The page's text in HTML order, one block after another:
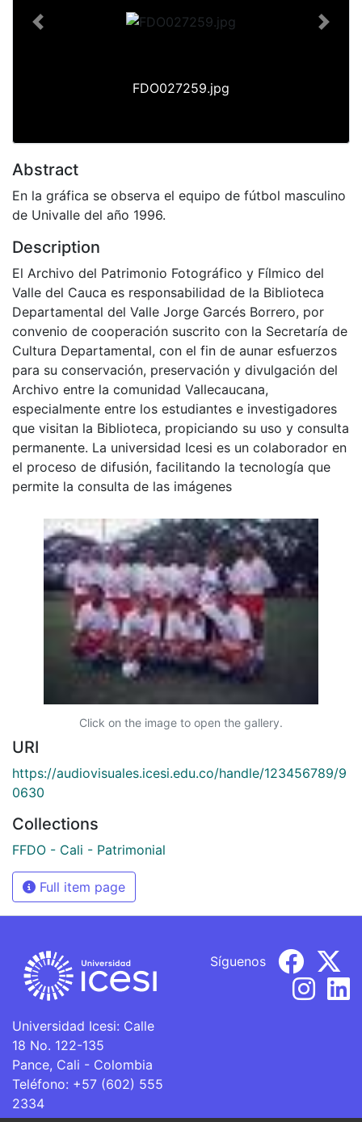
FDO027259.jpg
Previous Next
Abstract
En la gráfica se observa el equipo de fútbol masculino
de Univalle del año 1996.
Description
El Archivo del Patrimonio Fotográfico y Fílmico del
Valle del Cauca es responsabilidad de la Biblioteca
Departamental del Valle Jorge Garcés Borrero, por
convenio de cooperación suscrito con la Secretaría de
Cultura Departamental, con el fin de aunar esfuerzos
para su conservación, preservación y divulgación del
Archivo entre la comunidad Vallecaucana,
especialmente entre los estudiantes e investigadores
que visitan la Biblioteca, propiciando su uso y consulta
permanente. La universidad Icesi es un colaborador en
el proceso de difusión, facilitando la tecnología que
permite la consulta de las imágenes
Click on the image to open the gallery.
URI
https://audiovisuales.icesi.edu.co/handle/123456789/9
0630
Collections
FFDO - Cali - Patrimonial
Full item page
Universidad Icesi: Calle
18 No. 122-135
Pance, Cali - Colombia
Teléfono: +57 (602) 555
2334
Síguenos